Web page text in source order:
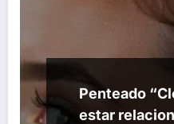
Penteado
estar